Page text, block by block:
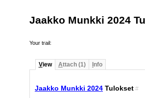
Jaakko Munkki 2024
Your trail:
View Attach (1) Info
Jaakko Munkki 2024 Tulokset #